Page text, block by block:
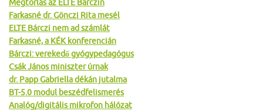
Megtorlás az ELTE Bárczin
Farkasné dr. Gönczi Rita mesél
ELTE Bárczi nem ad számlát
Farkasné, a KÉK konferencián
Bárczi: verekedő gyógypedagógus
Csák János miniszter úrnak
dr. Papp Gabriella dékán jutalma
BT-5.0 modul beszédfelismerés
Analóg/digitális mikrofon hálózat